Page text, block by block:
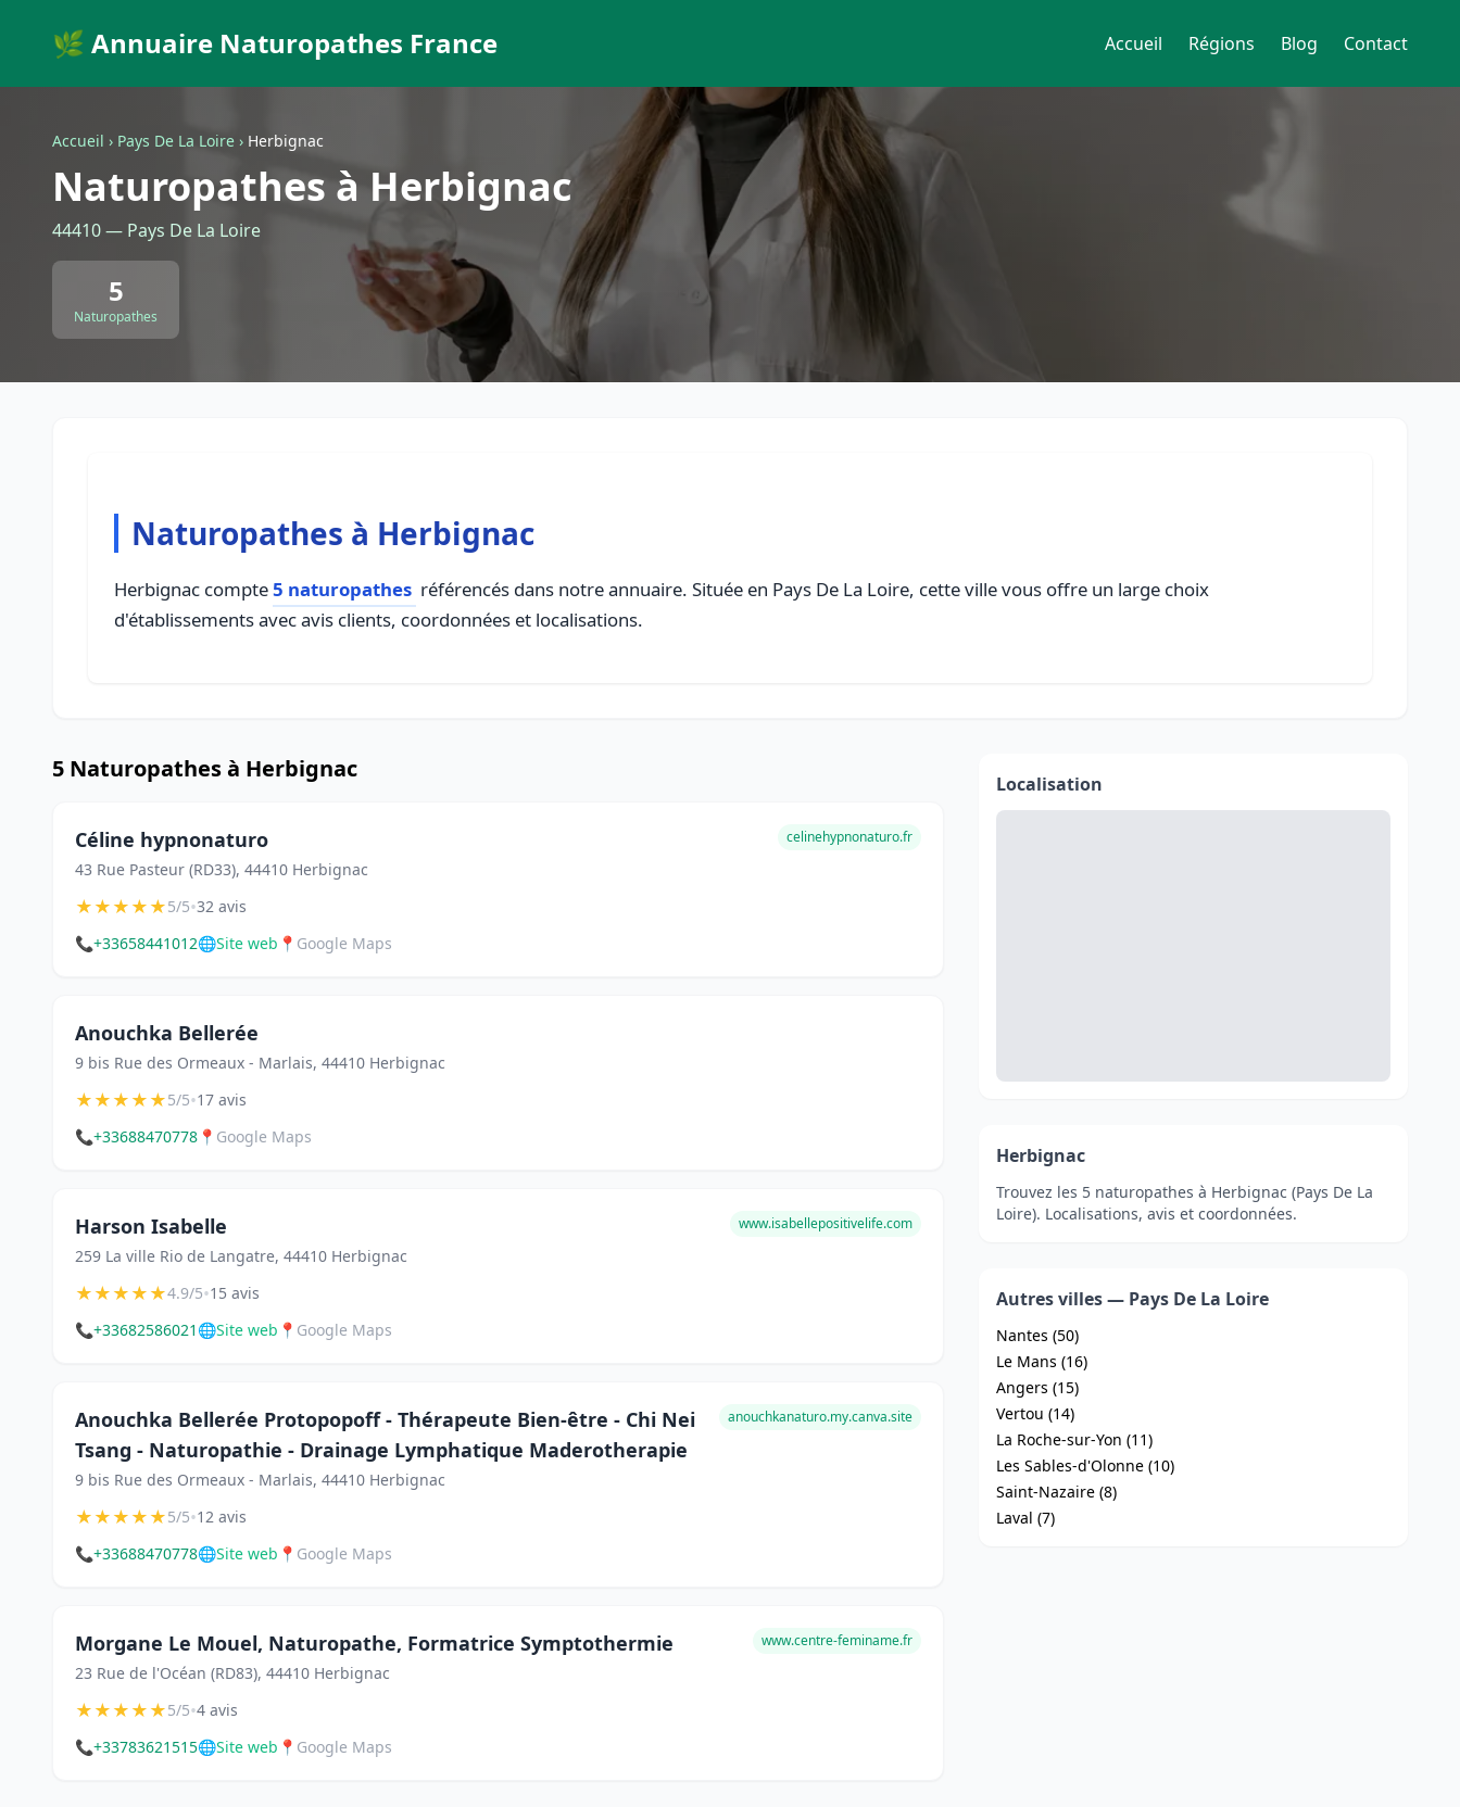
🌿 Annuaire Naturopathes France Accueil Régions Blog Contact
Accueil › Pays De La Loire › Herbignac
Naturopathes à Herbignac
44410 — Pays De La Loire
5
Naturopathes
Naturopathes à Herbignac
Herbignac compte5 naturopathes référencés dans notre annuaire. Située en Pays De La Loire, cette ville vous offre un large choix
d'établissements avec avis clients, coordonnées et localisations.
5 Naturopathes à Herbignac
Céline hypnonaturo
43 Rue Pasteur (RD33), 44410 Herbignac
celinehypnonaturo.fr
★★★★★5/5•32 avis
📞+33658441012🌐Site web 📍 Google Maps
Anouchka Bellerée
9 bis Rue des Ormeaux - Marlais, 44410 Herbignac
★★★★★5/5•17 avis
📞+33688470778 📍 Google Maps
Harson Isabelle
259 La ville Rio de Langatre, 44410 Herbignac
www.isabellepositivelife.com
★★★★★4.9/5•15 avis
📞+33682586021 🌐Site web 📍 Google Maps
Anouchka Bellerée Protopopoff - Thérapeute Bien-être - Chi Nei
Tsang - Naturopathie - Drainage Lymphatique Maderotherapie
9 bis Rue des Ormeaux - Marlais, 44410 Herbignac
anouchkanaturo.my.canva.site
★★★★★5/5•12 avis
📞+33688470778🌐Site web 📍 Google Maps
Morgane Le Mouel, Naturopathe, Formatrice Symptothermie
23 Rue de l'Océan (RD83), 44410 Herbignac
www.centre-feminame.fr
★★★★★5/5•4 avis
📞+33783621515🌐Site web 📍 Google Maps
Localisation
Herbignac
Trouvez les 5 naturopathes à Herbignac (Pays De La
Loire). Localisations, avis et coordonnées.
Autres villes — Pays De La Loire
Nantes (50)
Le Mans (16)
Angers (15)
Vertou (14)
La Roche-sur-Yon (11)
Les Sables-d'Olonne (10)
Saint-Nazaire (8)
Laval (7)